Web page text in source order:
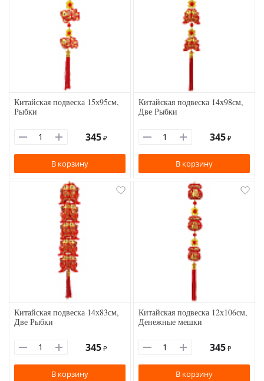
Китайская подвеска 15х95см,
Рыбки
345 ₽
В корзину
Китайская подвеска 14х98см,
Две Рыбки
345 ₽
В корзину
Китайская подвеска 14х83см,
Две Рыбки
345 ₽
В корзину
Китайская подвеска 12х106см,
Денежные мешки
345 ₽
В корзину